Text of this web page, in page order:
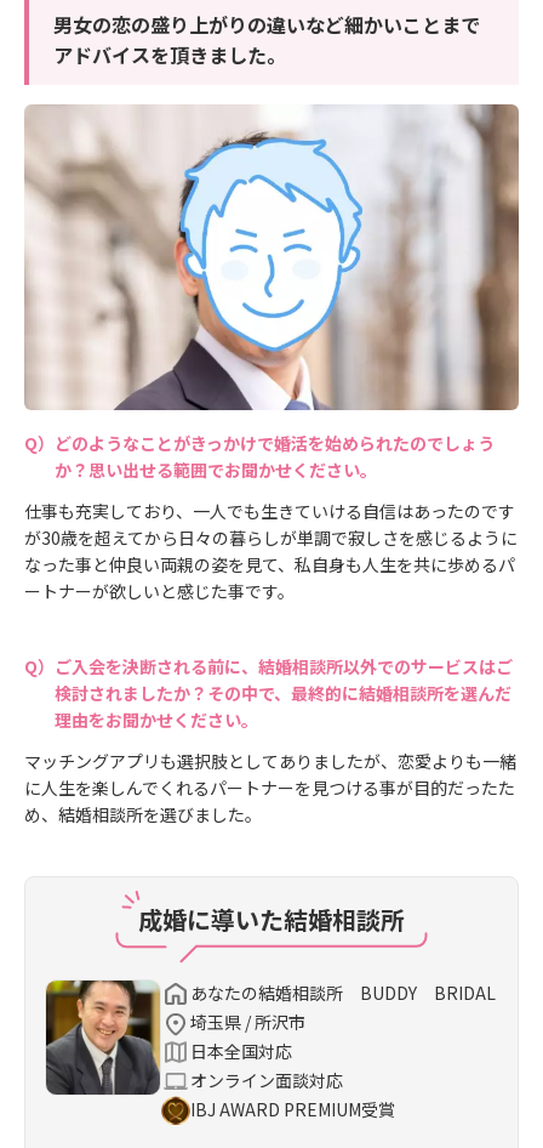
男女の恋の盛り上がりの違いなど細かいことまで
アドバイスを頂きました。
どのようなことがきっかけで婚活を始められたのでしょう
か？思い出せる範囲でお聞かせください。
仕事も充実しており、一人でも生きていける自信はあったのです
が30歳を超えてから日々の暮らしが単調で寂しさを感じるように
なった事と仲良い両親の姿を見て、私自身も人生を共に歩めるパ
ートナーが欲しいと感じた事です。
ご入会を決断される前に、結婚相談所以外でのサービスはご
検討されましたか？その中で、最終的に結婚相談所を選んだ
理由をお聞かせください。
マッチングアプリも選択肢としてありましたが、恋愛よりも一緒
に人生を楽しんでくれるパートナーを見つける事が目的だったた
め、結婚相談所を選びました。
成婚に導いた結婚相談所
あなたの結婚相談所 BUDDY BRIDAL
埼玉県 / 所沢市
日本全国対応
オンライン面談対応
IBJ AWARD PREMIUM受賞